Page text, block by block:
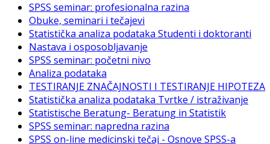
SPSS seminar: profesionalna razina
Obuke, seminari i tečajevi
Statistička analiza podataka Studenti i doktoranti
Nastava i osposobljavanje
SPSS seminar: početni nivo
Analiza podataka
TESTIRANJE ZNAČAJNOSTI I TESTIRANJE HIPOTEZA
Statistička analiza podataka Tvrtke / istraživanje
Statistische Beratung- Beratung in Statistik
SPSS seminar: napredna razina
SPSS on-line medicinski tečaj - Osnove SPSS-a